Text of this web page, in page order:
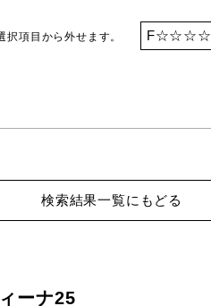
択項目から外せます。 F☆☆☆☆
検索結果一覧にもどる
ーナ25